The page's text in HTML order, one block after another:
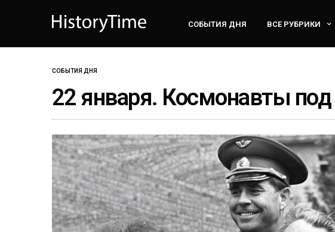
СОБЫТИЯ ДНЯ ВСЕ РУБРИКИ
СОБЫТИЯ ДНЯ
22 января. Космонавты